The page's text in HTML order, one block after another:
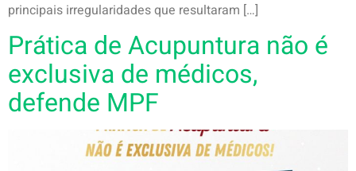
principais irregularidades que resultaram […]
Prática de Acupuntura não é
exclusiva de médicos,
defende MPF